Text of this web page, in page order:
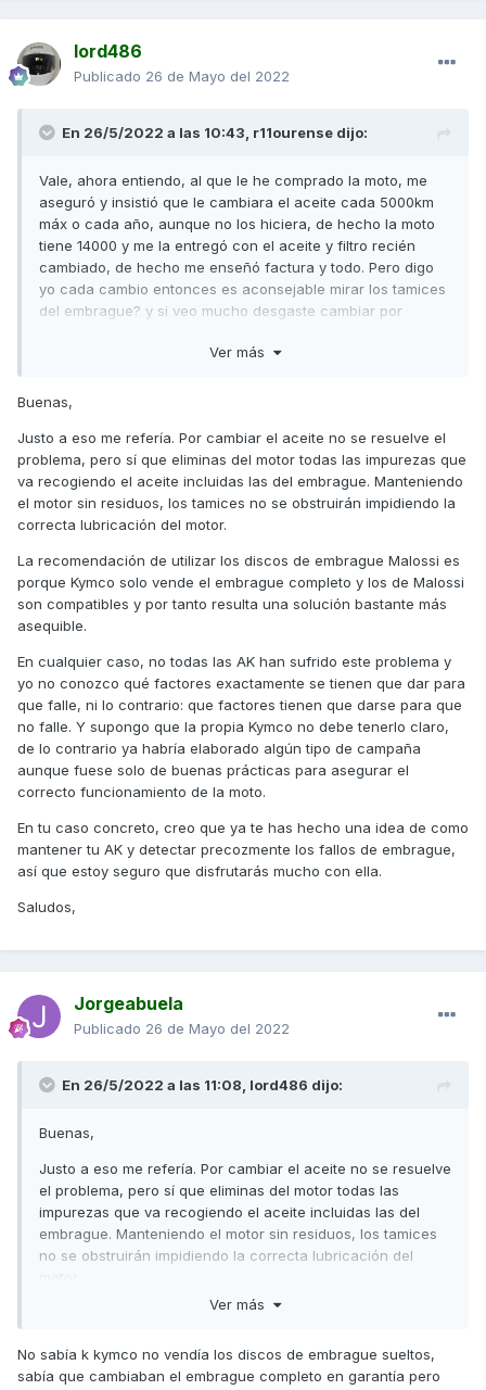
lord486
Publicado 26 de Mayo del 2022
En 26/5/2022 a las 10:43, r11ourense dijo:
Vale, ahora entiendo, al que le he comprado la moto, me
aseguró y insistió que le cambiara el aceite cada 5000km
máx o cada año, aunque no los hiciera, de hecho la moto
tiene 14000 y me la entregó con el aceite y filtro recién
cambiado, de hecho me enseñó factura y todo. Pero digo
yo cada cambio entonces es aconsejable mirar los tamices
del embrague? y si veo mucho desgaste cambiar por
Lo del tema del aceite, bueno, ya es manía mía y lo hago en
maximo....
Ver más
Buenas,
Justo a eso me refería. Por cambiar el aceite no se resuelve el
problema, pero sí que eliminas del motor todas las impurezas que
va recogiendo el aceite incluidas las del embrague. Manteniendo
el motor sin residuos, los tamices no se obstruirán impidiendo la
correcta lubricación del motor.
La recomendación de utilizar los discos de embrague Malossi es
porque Kymco solo vende el embrague completo y los de Malossi
son compatibles y por tanto resulta una solución bastante más
asequible.
En cualquier caso, no todas las AK han sufrido este problema y
yo no conozco qué factores exactamente se tienen que dar para
que falle, ni lo contrario: que factores tienen que darse para que
no falle. Y supongo que la propia Kymco no debe tenerlo claro,
de lo contrario ya habría elaborado algún tipo de campaña
aunque fuese solo de buenas prácticas para asegurar el
correcto funcionamiento de la moto.
En tu caso concreto, creo que ya te has hecho una idea de como
mantener tu AK y detectar precozmente los fallos de embrague,
así que estoy seguro que disfrutarás mucho con ella.
Saludos,
Jorgeabuela
Publicado 26 de Mayo del 2022
En 26/5/2022 a las 11:08, lord486 dijo:
Buenas,
Justo a eso me refería. Por cambiar el aceite no se resuelve
el problema, pero sí que eliminas del motor todas las
impurezas que va recogiendo el aceite incluidas las del
embrague. Manteniendo el motor sin residuos, los tamices
no se obstruirán impidiendo la correcta lubricación del
La recomendación de utilizar los discos de embrague
y los de Malossi son compatibles y por tanto resulta una
solución bastante más asequible.
Ver más
No sabía k kymco no vendía los discos de embrague sueltos,
sabía que cambiaban el embrague completo en garantía pero